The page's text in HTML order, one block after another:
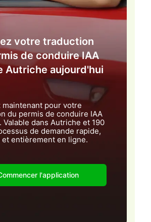
votre traduction
de conduire IAA
Autriche aujourd'hui
maintenant pour votre
du permis de conduire IAA
Valable dans Autriche et 190
de demande rapide,
et entièrement en ligne.
l'application